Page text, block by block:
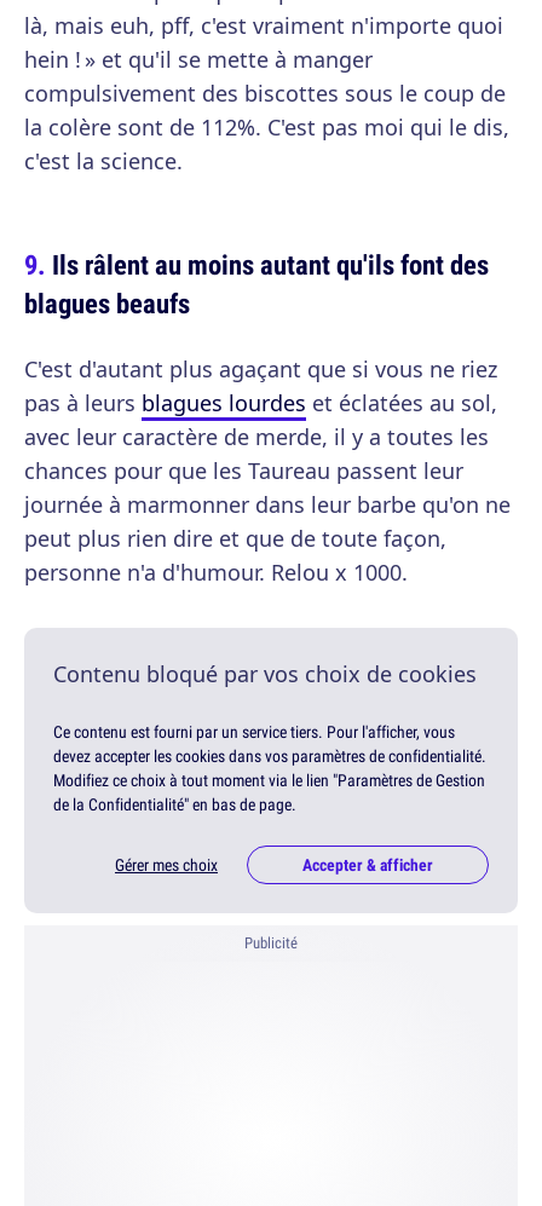
là, mais euh, pff, c'est vraiment n'importe quoi
hein ! » et qu'il se mette à manger
compulsivement des biscottes sous le coup de
la colère sont de 112%. C'est pas moi qui le dis,
c'est la science.
Ils râlent au moins autant qu'ils font des
blagues beaufs
C'est d'autant plus agaçant que si vous ne riez
pas à leurs blagues lourdes et éclatées au sol,
avec leur caractère de merde, il y a toutes les
chances pour que les Taureau passent leur
journée à marmonner dans leur barbe qu'on ne
peut plus rien dire et que de toute façon,
personne n'a d'humour. Relou x 1000.
Contenu bloqué par vos choix de cookies
Ce contenu est fourni par un service tiers. Pour l'afficher, vous
devez accepter les cookies dans vos paramètres de confidentialité.
Modifiez ce choix à tout moment via le lien "Paramètres de Gestion
de la Confidentialité" en bas de page.
Gérer mes choix Accepter & afficher
Publicité